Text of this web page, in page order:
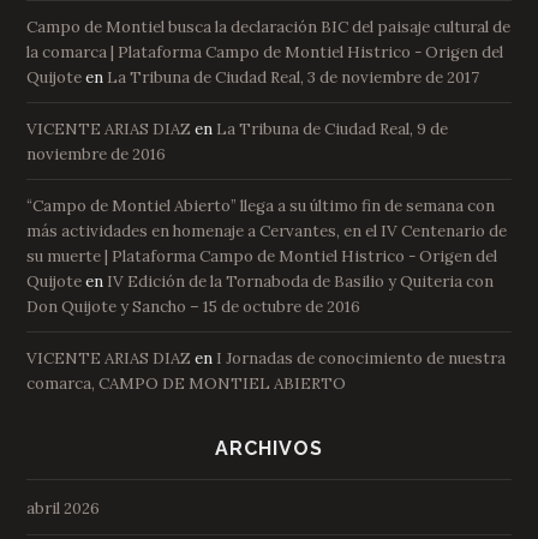
Campo de Montiel busca la declaración BIC del paisaje cultural de
la comarca | Plataforma Campo de Montiel Histrico - Origen del
Quijoteen La Tribuna de Ciudad Real, 3 de noviembre de 2017
VICENTE ARIAS DIAZ en La Tribuna de Ciudad Real, 9 de
noviembre de 2016
“Campo de Montiel Abierto” llega a su último fin de semana con
más actividades en homenaje a Cervantes, en el IV Centenario de
su muerte | Plataforma Campo de Montiel Histrico - Origen del
Quijoteen IV Edición de la Tornaboda de Basilio y Quiteria con
Don Quijote y Sancho – 15 de octubre de 2016
VICENTE ARIAS DIAZ en I Jornadas de conocimiento de nuestra
comarca, CAMPO DE MONTIEL ABIERTO
ARCHIVOS
abril 2026